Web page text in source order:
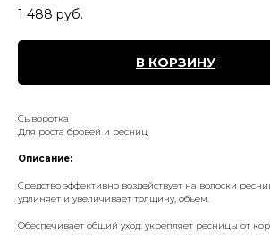
1 488 руб.
В КОРЗИНУ
Сыворотка
Для роста бровей и ресниц
Описание:
Средство эффективно воздействует на волоски
удлиняет и увеличивает толщину, объем.
Обеспечивает общий уход: укрепляет ресницы от